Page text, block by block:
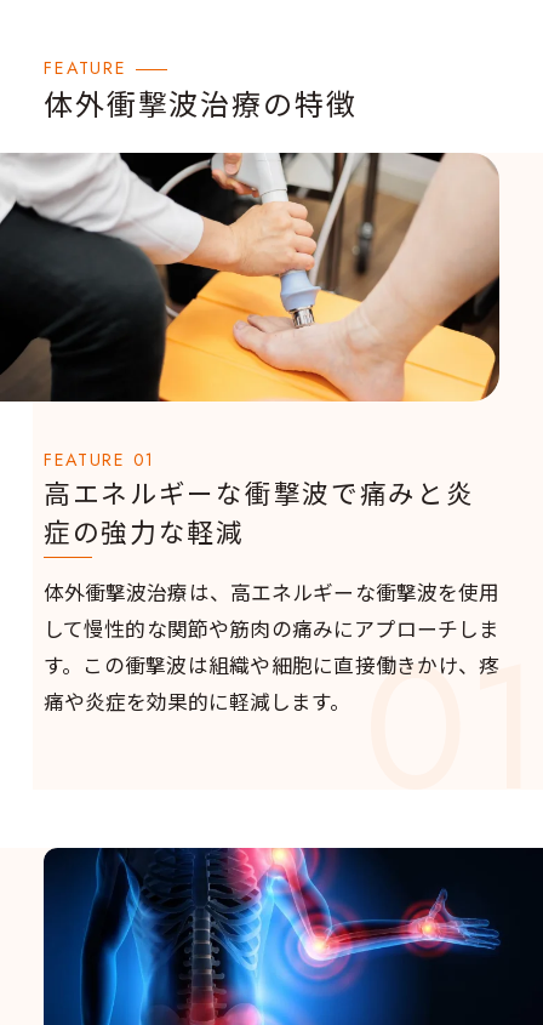
FEATURE
体外衝撃波治療の特徴
FEATURE 01
高エネルギーな衝撃波で痛みと炎
症の強力な軽減
体外衝撃波治療は、高エネルギーな衝撃波を使用
して慢性的な関節や筋肉の痛みにアプローチしま
す。この衝撃波は組織や細胞に直接働きかけ、疼
痛や炎症を効果的に軽減します。
01